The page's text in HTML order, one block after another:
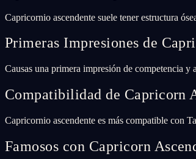
Capricornio ascendente suele tener estructura
Primeras Impresiones de
Causas una primera impresión de competencia
Compatibilidad de Capricorn
Capricornio ascendente es más compatible con
Famosos con Capricorn